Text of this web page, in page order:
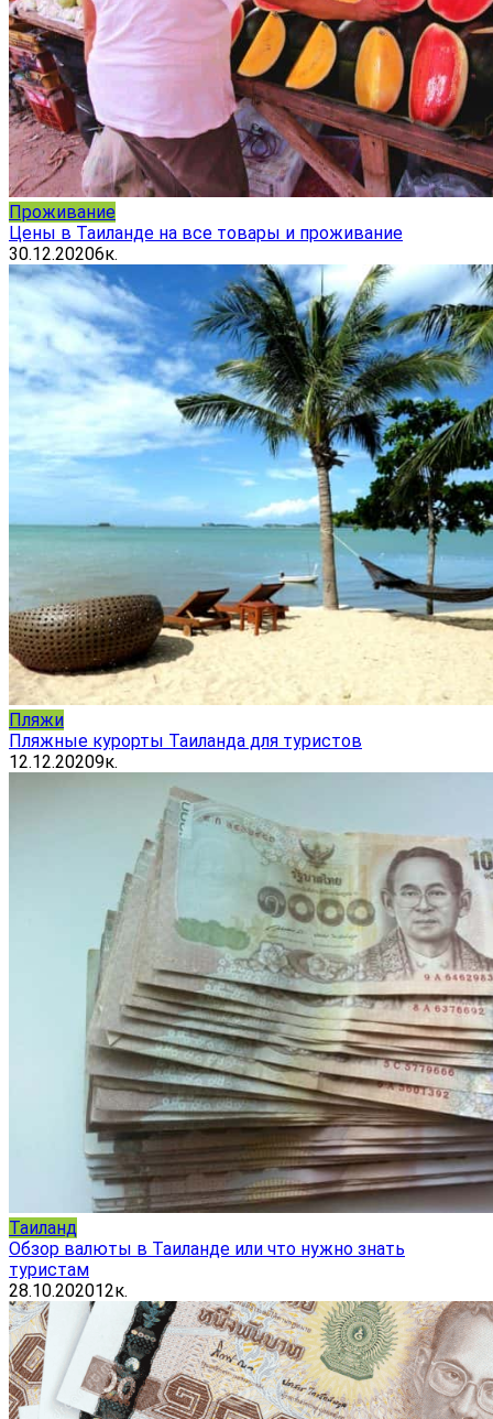
Проживание
Цены в Таиланде на все товары и проживание
30.12.20206к.
Пляжи
Пляжные курорты Таиланда для туристов
12.12.20209к.
Таиланд
Обзор валюты в Таиланде или что нужно знать
туристам
28.10.202012к.